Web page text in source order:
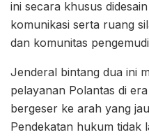
ini secara khusus
komunikasi serta ruang
dan komunitas
Jenderal bintang dua ini
pelayanan Polantas di
bergeser ke arah yang
Pendekatan hukum tidak